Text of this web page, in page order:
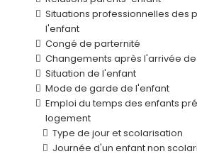
Situations professionnelles des
l'enfant
Congé de parternité
Changements après l'arrivée
Situation de l'enfant
Mode de garde de l'enfant
Emploi du temps des enfants
logement
Type de jour et scolarisation
Journée d'un enfant non